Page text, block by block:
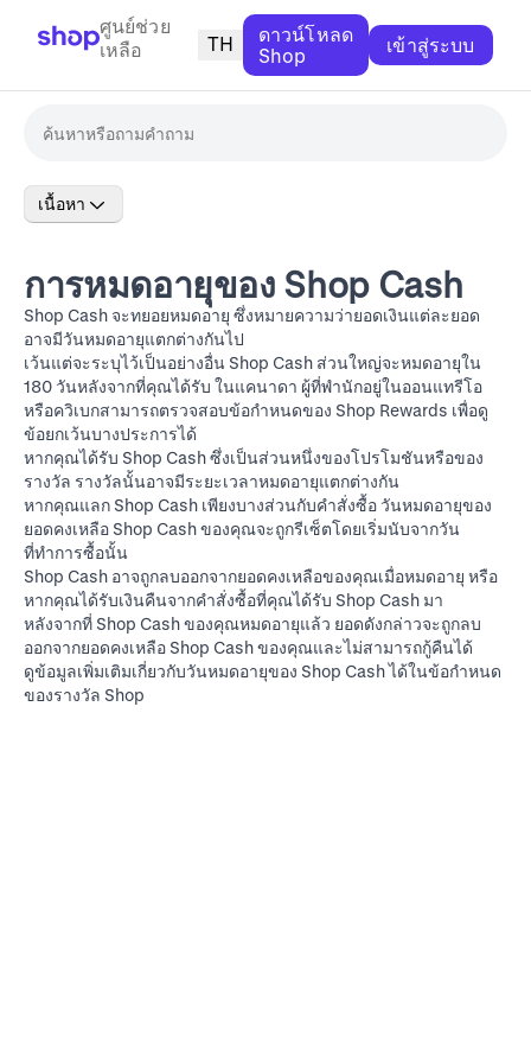
ศูนย์ช่วย
เหลือ
TH
ดาวน์โหลด
Shop
เข้าสู่ระบบ
เนื้อหา
การหมดอายุของ Shop Cash
Shop Cash จะทยอยหมดอายุ ซึ่งหมายความว่ายอดเงินแต่ละยอด
อาจมีวันหมดอายุแตกต่างกันไป
เว้นแต่จะระบุไว้เป็นอย่างอื่น Shop Cash ส่วนใหญ่จะหมดอายุใน
180 วันหลังจากที่คุณได้รับ ในแคนาดา ผู้ที่พำนักอยู่ในออนแทรีโอ
หรือควิเบกสามารถตรวจสอบข้อกำหนดของ Shop Rewards เพื่อดู
ข้อยกเว้นบางประการได้
หากคุณได้รับ Shop Cash ซึ่งเป็นส่วนหนึ่งของโปรโมชันหรือของ
รางวัล รางวัลนั้นอาจมีระยะเวลาหมดอายุแตกต่างกัน
หากคุณแลก Shop Cash เพียงบางส่วนกับคำสั่งซื้อ วันหมดอายุของ
ยอดคงเหลือ Shop Cash ของคุณจะถูกรีเซ็ตโดยเริ่มนับจากวัน
ที่ทำการซื้อนั้น
Shop Cash อาจถูกลบออกจากยอดคงเหลือของคุณเมื่อหมดอายุ หรือ
หากคุณได้รับเงินคืนจากคำสั่งซื้อที่คุณได้รับ Shop Cash มา
หลังจากที่ Shop Cash ของคุณหมดอายุแล้ว ยอดดังกล่าวจะถูกลบ
ออกจากยอดคงเหลือ Shop Cash ของคุณและไม่สามารถกู้คืนได้
ดูข้อมูลเพิ่มเติมเกี่ยวกับวันหมดอายุของ Shop Cash ได้ในข้อกำหนด
ของรางวัล Shop